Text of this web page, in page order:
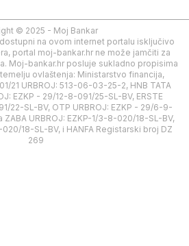
© 2025 - Moj Bankar
na ovom internet portalu isključivo
portal moj-bankar.hr ne može jamčiti za
Moj-bankar.hr posluje sukladno propisima
ovlaštenja: Ministarstvo financija,
21 URBROJ: 513-06-03-25-2, HNB TATA
EZKP - 29/12-8-091/25-SL-BV, ERSTE
22-SL-BV, OTP URBROJ: EZKP - 29/6-9-
ZABA URBROJ: EZKP-1/3-8-020/18-SL-BV,
020/18-SL-BV, i HANFA Registarski broj DZ
269